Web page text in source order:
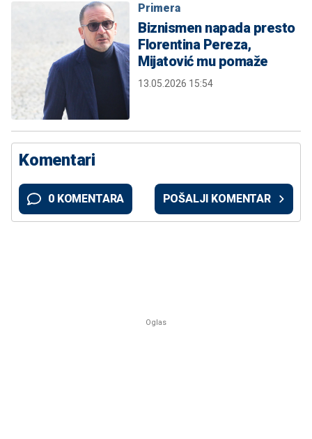
Primera
Biznismen napada presto
Florentina Pereza,
Mijatović mu pomaže
13.05.2026 15:54
Komentari
0 KOMENTARA POŠALJI KOMENTAR